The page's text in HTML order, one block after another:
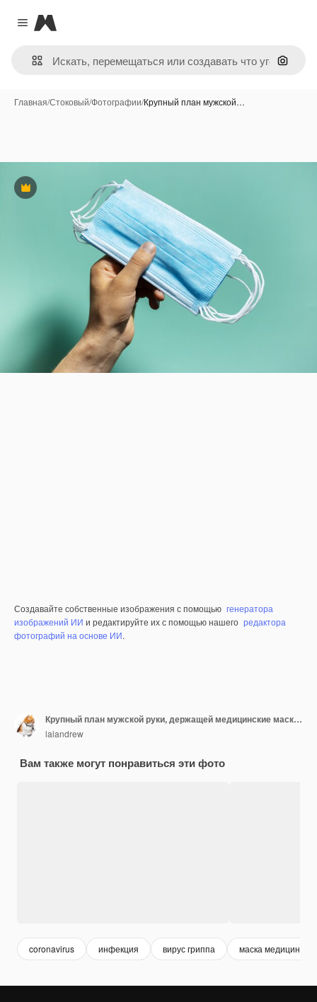
Close menu
Magnific
Поиск
Главная/Стоковый/Фотографии/Крупный план мужской…
Премиум
Создавайте собственные изображения с помощью генератора
изображений ИИ и редактируйте их с помощью нашего редактора
фотографий на основе ИИ.
Крупный план мужской руки, держащей медицинские маски от гриппа, предотвращающие коронавирус на поверхности голубого
lalandrew
Вам также могут понравиться эти фото
coronavirus инфекция вирус гриппа маска медицинская